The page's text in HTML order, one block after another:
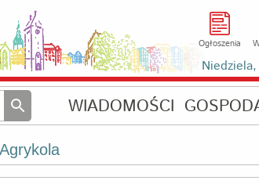
Ogłoszenia
WIADOMOŚCI